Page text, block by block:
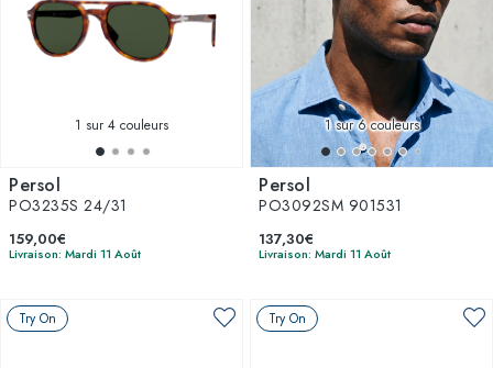
1 sur 4 couleurs
Persol
PO3235S 24/31
159,00€
Livraison: Mardi 11 Août
1sur 6 couleurs
Persol
PO3092SM 901531
137,30€
Livraison: Mardi 11 Août
Try On Try On